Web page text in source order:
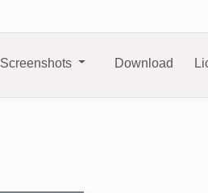
Screenshots Download